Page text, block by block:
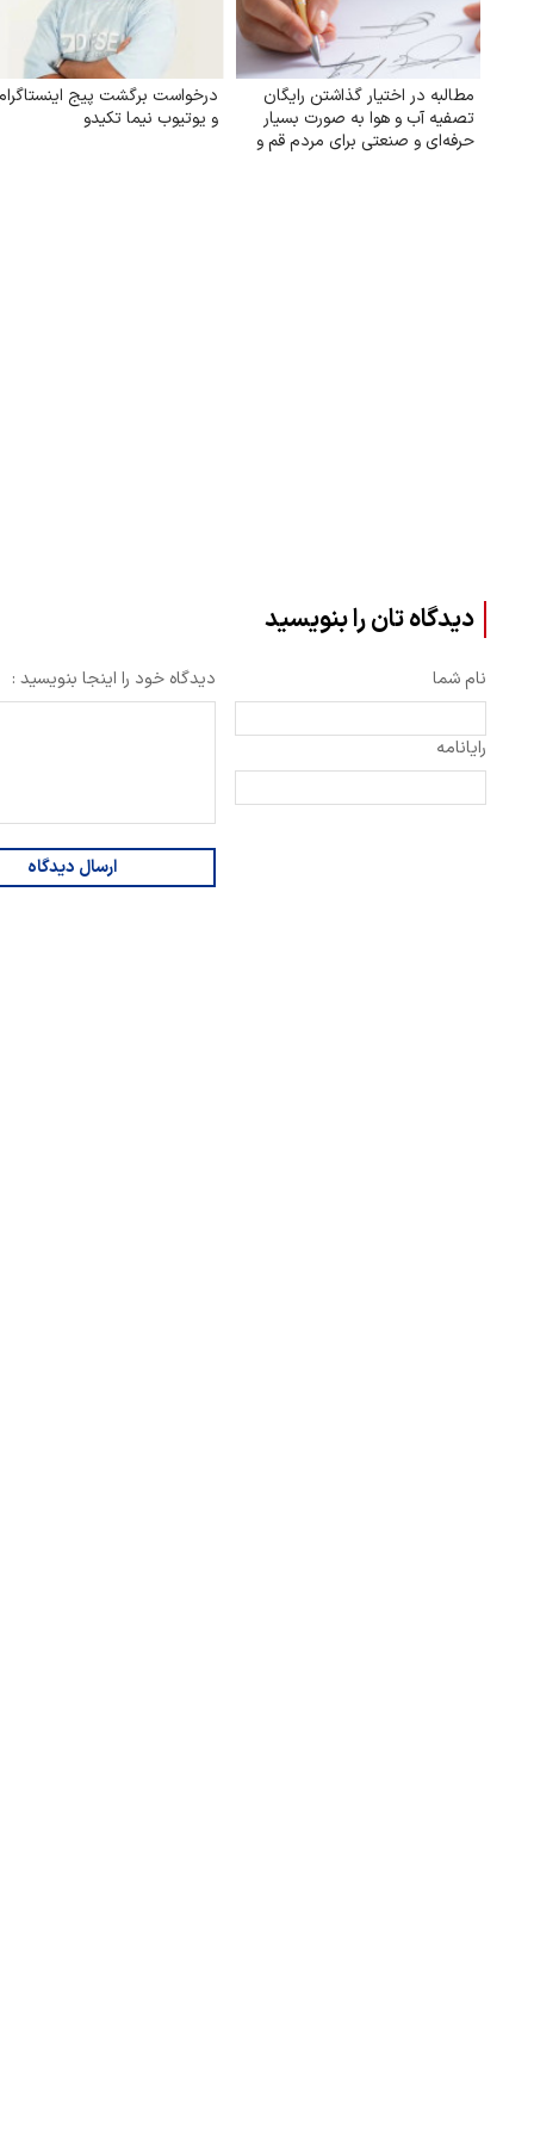
مطالبه در اختیار گذاشتن رایگان
تصفیه آب و هوا به‌ صورت بسیار
حرفه‌ای و صنعتی برای مردم قم و
درخواست برگشت پیج
و یوتیوب نیما تکیدو
دیدگاه تان را بنویسید
نام شما
رایانامه
دیدگاه خود را اینجا بنویسید :
ارسال دیدگاه